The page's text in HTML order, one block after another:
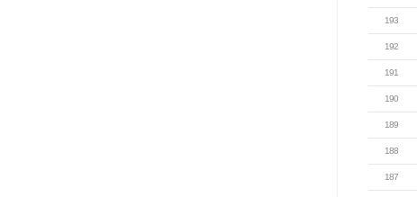
193
192
191
190
189
188
187